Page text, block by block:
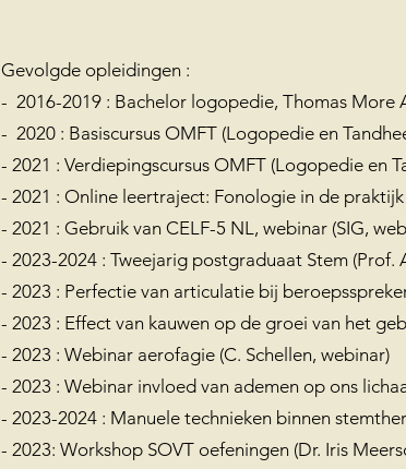
Gevolgde opleidingen :
- 2016-2019 : Bachelor logopedie, Thomas More
- 2020 : Basiscursus OMFT (Logopedie en
- 2021 : Verdiepingscursus OMFT (Logopedie en
- 2021 : Online leertraject: Fonologie in de praktijk
- 2021 : Gebruik van CELF-5 NL, webinar (SIG,
- 2023-2024 : Tweejarig postgraduaat Stem
- 2023 : Perfectie van articulatie bij
- 2023 : Effect van kauwen op de groei van het
- 2023 : Webinar aerofagie (C. Schellen, webinar)
- 2023 : Webinar invloed van ademen op ons
- 2023-2024 : Manuele technieken binnen
- 2023: Workshop SOVT oefeningen (Dr. Iris